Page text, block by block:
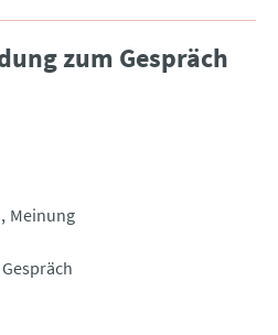
zum Gespräch
Meinung